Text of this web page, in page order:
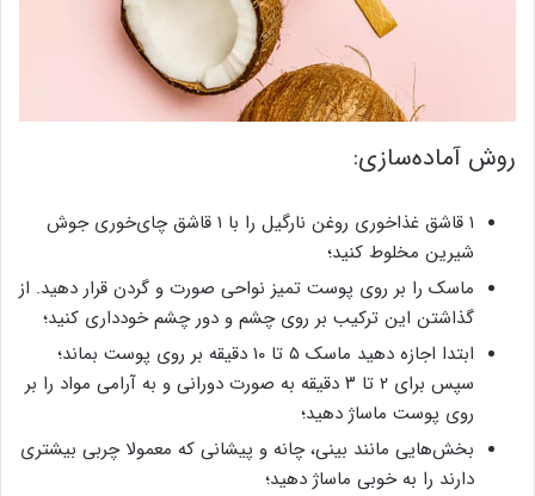
روش آماده‌سازی:
۱ قاشق غذاخوری روغن نارگیل را با ۱ قاشق چای‌خوری جوش
شیرین مخلوط کنید؛
ماسک را بر روی پوست تمیز نواحی صورت و گردن قرار دهید. از
گذاشتن این ترکیب بر روی چشم و دور چشم خودداری کنید؛
ابتدا اجازه دهید ماسک ۵ تا ۱۰ دقیقه بر روی پوست بماند؛
سپس برای ۲ تا ۳ دقیقه به صورت دورانی و به آرامی مواد را بر
روی پوست ماساژ دهید؛
بخش‌هایی مانند بینی، چانه و پیشانی که معمولا چربی بیشتری
دارند را به خوبی ماساژ دهید؛